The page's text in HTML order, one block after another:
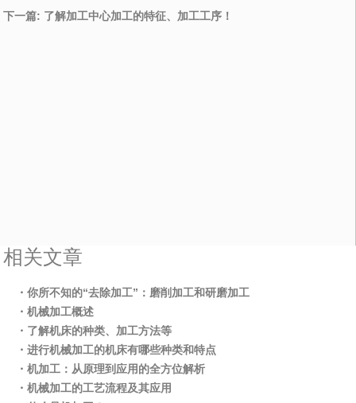
下一篇: 了解加工中心加工的特征、加工工序！
相关文章
・你所不知的“去除加工”：磨削加工和研磨加工
・机械加工概述
・了解机床的种类、加工方法等
・进行机械加工的机床有哪些种类和特点
・机加工：从原理到应用的全方位解析
・机械加工的工艺流程及其应用